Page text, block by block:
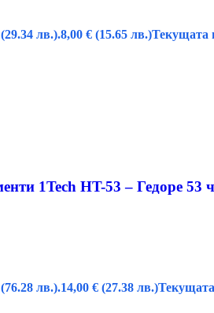
лв.).8,00 € (15.65 лв.)Текущата
1Tech HT-53 – Гедоре 53
лв.).14,00 € (27.38 лв.)